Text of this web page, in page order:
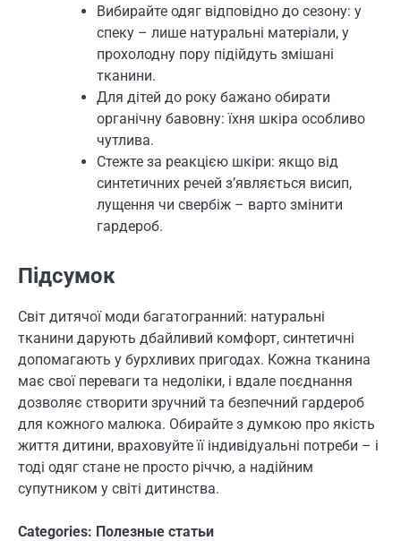
Вибирайте одяг відповідно до сезону: у
спеку – лише натуральні матеріали, у
прохолодну пору підійдуть змішані
тканини.
Для дітей до року бажано обирати
органічну бавовну: їхня шкіра особливо
чутлива.
Стежте за реакцією шкіри: якщо від
синтетичних речей з’являється висип,
лущення чи свербіж – варто змінити
гардероб.
Підсумок
Світ дитячої моди багатогранний: натуральні
тканини дарують дбайливий комфорт, синтетичні
допомагають у бурхливих пригодах. Кожна тканина
має свої переваги та недоліки, і вдале поєднання
дозволяє створити зручний та безпечний гардероб
для кожного малюка. Обирайте з думкою про якість
життя дитини, враховуйте її індивідуальні потреби – і
тоді одяг стане не просто річчю, а надійним
супутником у світі дитинства.
Categories: Полезные статьи